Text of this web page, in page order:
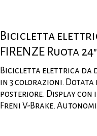
Bicicletta
FIRENZE Ruota 24"
Bicicletta elettrica da
in 3 colorazioni. Dotata
posteriore. Display
Freni V-Brake.